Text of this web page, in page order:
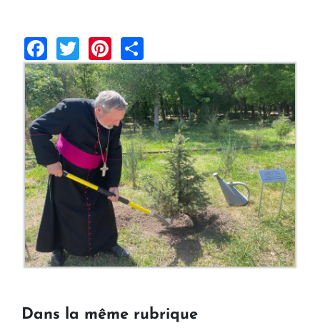
Facebook
TwitterPinterest
Dans la même rubrique